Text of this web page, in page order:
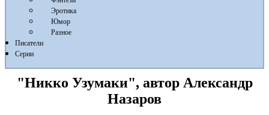
Эротика
Юмор
Разное
Писатели
Серии
"Никко Узумаки", автор Александр
Назаров